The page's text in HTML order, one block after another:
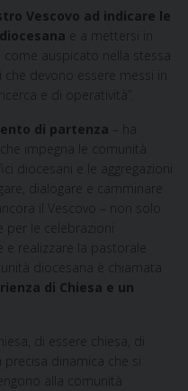
Vescovo ad indicare le
e a mettersi in
come auspicato nella stessa
che devono essere messi in
e di operatività”.
di partenza – ha
impegna le comunità
diocesani e le aggregazioni
dialogare e camminare
il Vescovo – non solo
le celebrazioni
e realizzare la pastorale
diocesana è chiamata
di Chiesa e un
di essere chiesa, di
dinamica che si
alla comunità